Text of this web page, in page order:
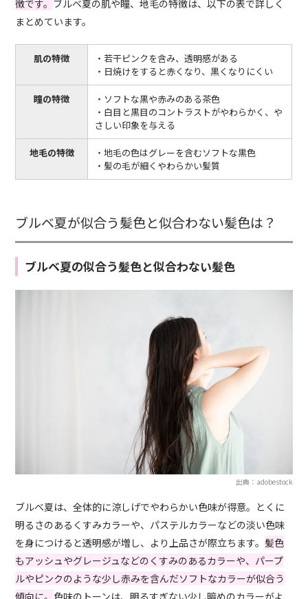
徴です。 ブルベ夏の肌や瞳、地毛の特徴は、以下の表で詳しく
まとめています。
肌の特徴
・若干ピンクを含み、透明感がある
・日焼けをすると赤くなり、黒くなりにくい
瞳の特徴
・ソフトな黒や赤みのある茶色
・白目と黒目のコントラストがやわらかく、や
さしい印象を与える
地毛の特徴
・地毛の色はグレーを含むソフトな黒色
・髪の毛が細くやわらかい髪質
ブルベ夏が似合う髪色と似合わない髪色は？
ブルベ夏の似合う髪色と似合わない髪色
出典：adobestock
ブルベ夏は、全体的に涼しげでやわらかい色味が得意。とくに
明るさのあるくすみカラーや、パステルカラーなどの淡い色味
を身につけると透明感が増し、より上品さが際立ちます。 髪色
もアッシュやグレージュなどのくすみのあるカラーや、パープ
ルやピンクのような少し赤みを含んだソフトなカラーが似合う